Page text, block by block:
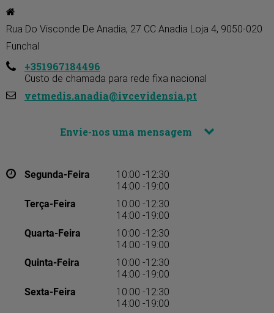
Rua Do Visconde De Anadia, 27 CC Anadia Loja 4, 9050-020
Funchal
+351967184496
Custo de chamada para rede fixa nacional
vetmedis.anadia@ivcevidensia.pt
Envie-nos uma mensagem
Segunda-Feira
10:00 -12:30
14:00 -19:00
Terça-Feira
10:00 -12:30
14:00 -19:00
Quarta-Feira
10:00 -12:30
14:00 -19:00
Quinta-Feira
10:00 -12:30
14:00 -19:00
Sexta-Feira
10:00 -12:30
14:00 -19:00